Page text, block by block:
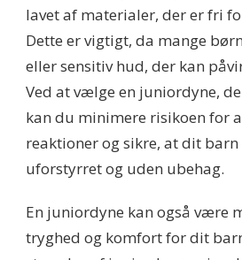
lavet af materialer, der er fri
Dette er vigtigt, da mange
eller sensitiv hud, der kan
Ved at vælge en juniordyne,
kan du minimere risikoen for
reaktioner og sikre, at dit barn
uforstyrret og uden ubehag.
En juniordyne kan også være
tryghed og komfort for dit